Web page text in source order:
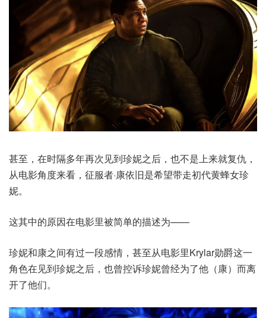
甚至，在时隔多年再次见到珍妮之后，也不是上来就复仇，
从电影角度来看，征服者·康依旧是希望带走初代黄蜂女珍
妮。
这其中的原因在电影里被简单的描述为——
珍妮和康之间有过一段感情，甚至从电影里Krylar勋爵这一
角色在见到珍妮之后，也曾控诉珍妮曾经为了他（康）而离
开了他们。